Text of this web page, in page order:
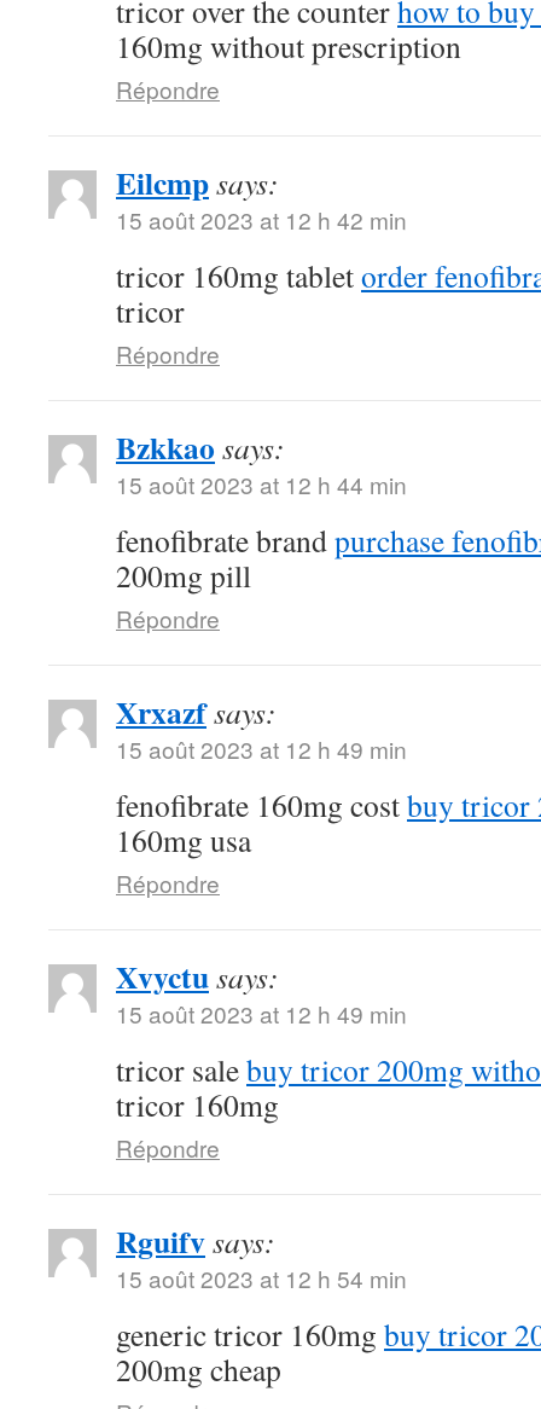
tricor over the counterhow to
160mg without prescription
Répondre
Eilcmpsays:
15 août 2023 at 12 h 42 min
tricor 160mg tabletorder
tricor
Répondre
Bzkkao says:
15 août 2023 at 12 h 44 min
fenofibrate brandpurchase
200mg pill
Répondre
Xrxazfsays:
15 août 2023 at 12 h 49 min
fenofibrate 160mg costbuy tricor
160mg usa
Répondre
Xvyctusays:
15 août 2023 at 12 h 49 min
tricor salebuy tricor 200mg
tricor 160mg
Répondre
Rguifvsays:
15 août 2023 at 12 h 54 min
generic tricor 160mg buy tricor
200mg cheap